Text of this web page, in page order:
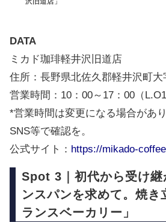
DATA
ミカド珈琲軽井沢旧道店
住所： 長野県北佐久郡軽井沢町大
営業時間： 10：00～17：00（
*営業時間は変更になる場合があ
SNS等で確認を。
公式サイト： https://mikado-
Spot 3｜初代から受け継
ンスパンを求めて。焼き
ランスベーカリー」